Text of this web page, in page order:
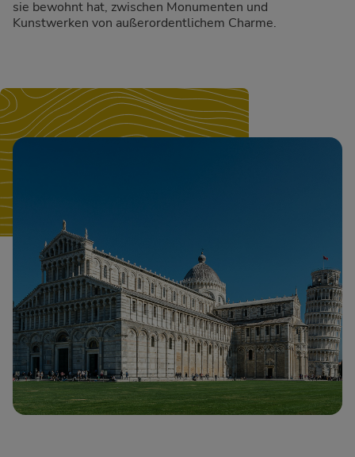
sie bewohnt hat, zwischen Monumenten und
Kunstwerken von außerordentlichem Charme.